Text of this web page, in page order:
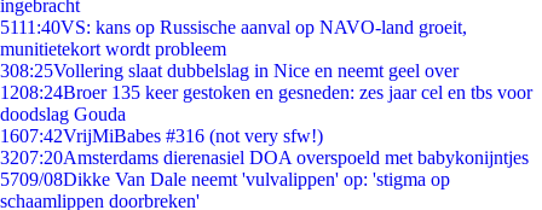
ingebracht
5111:40VS: kans op Russische aanval op NAVO-land groeit,
munitietekort wordt probleem
308:25Vollering slaat dubbelslag in Nice en neemt geel over
1208:24Broer 135 keer gestoken en gesneden: zes jaar cel en tbs voor
doodslag Gouda
1607:42VrijMiBabes #316 (not very sfw!)
3207:20Amsterdams dierenasiel DOA overspoeld met babykonijntjes
5709/08Dikke Van Dale neemt 'vulvalippen' op: 'stigma op
schaamlippen doorbreken'